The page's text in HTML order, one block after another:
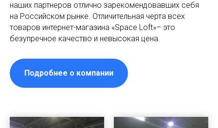
наших партнеров отлично зарекомендовавших себя
на Российском рынке. Отличительная черта всех
товаров интернет-магазина «Space Loft»– это
безупречное качество и невысокая цена.
Подробнее о компании